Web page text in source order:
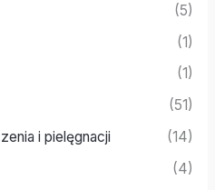
(5)
(1)
(1)
(51)
i pielęgnacji
(14)
(4)